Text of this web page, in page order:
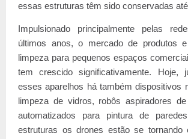
essas estruturas têm sido conservadas
Impulsionado principalmente pelas
últimos anos, o mercado de produtos
limpeza para pequenos espaços
tem crescido significativamente. Hoje,
esses aparelhos há também dispositivos
limpeza de vidros, robôs aspiradores
automatizados para pintura de
estruturas os drones estão se tornando